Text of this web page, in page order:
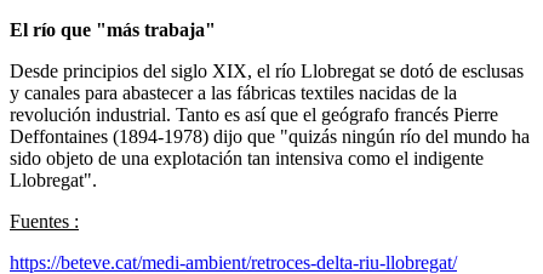
El río que "más trabaja"
Desde principios del siglo XIX, el río Llobregat se dotó de esclusas
y canales para abastecer a las fábricas textiles nacidas de la
revolución industrial. Tanto es así que el geógrafo francés Pierre
Deffontaines (1894-1978) dijo que "quizás ningún río del mundo ha
sido objeto de una explotación tan intensiva como el indigente
Llobregat".
Fuentes :
https://beteve.cat/medi-ambient/retroces-delta-riu-llobregat/